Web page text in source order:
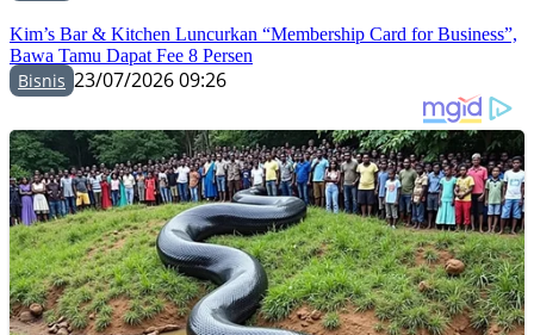
Kim’s Bar & Kitchen Luncurkan “Membership Card for Business”,
Bawa Tamu Dapat Fee 8 Persen
Bisnis 23/07/2026 09:26